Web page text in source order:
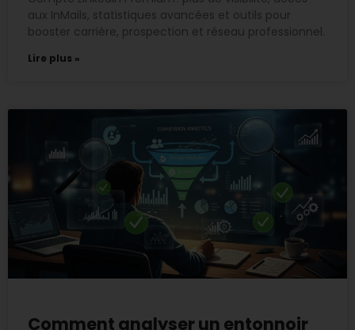
aux InMails, statistiques avancées et outils pour
booster carrière, prospection et réseau professionnel.
Lire plus »
Comment analyser un entonnoir